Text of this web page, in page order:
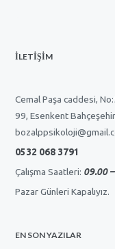
İLETİŞİM
Cemal Paşa caddesi,
99, Esenkent
0532 068 3791
Çalışma Saatleri: 09.00 –
Pazar Günleri Kapalıyız.
EN SON YAZILAR